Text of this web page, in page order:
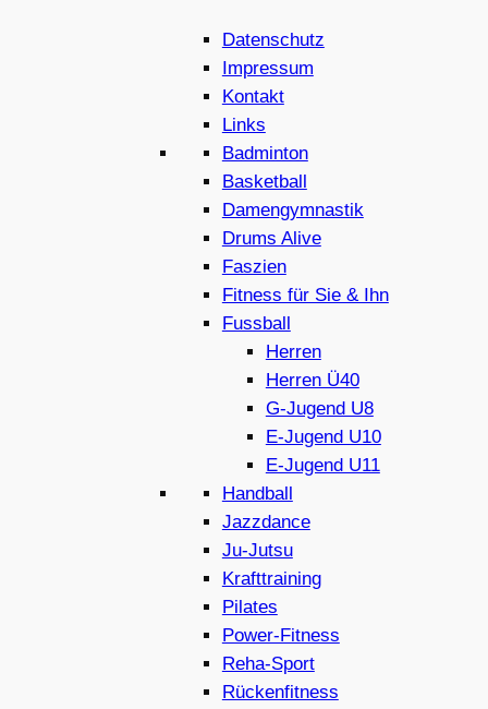
Datenschutz
Impressum
Kontakt
Links
Badminton
Basketball
Damengymnastik
Drums Alive
Faszien
Fitness für Sie & Ihn
Fussball
Herren
Herren Ü40
G-Jugend U8
E-Jugend U10
E-Jugend U11
Handball
Jazzdance
Ju-Jutsu
Krafttraining
Pilates
Power-Fitness
Reha-Sport
Rückenfitness